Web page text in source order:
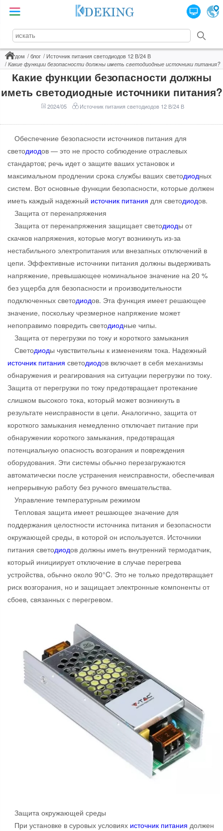
дом блог
Источник питания светодиодов 12 В/24 В
Какие функции безопасности должны иметь светодиодные источники питания?
Какие функции безопасности должны
иметь светодиодные источники питания?
2024/05 Источник питания светодиодов 12 В/24 В
Обеспечение безопасности источников питания для
светодиодов — это не просто соблюдение отраслевых
стандартов; речь идет о защите ваших установок и
максимальном продлении срока службы ваших светодиодных
систем. Вот основные функции безопасности, которые должен
иметь каждый надежный источник питания для светодиодов.
Защита от перенапряжения
Защита от перенапряжения защищает светодиоды от
скачков напряжения, которые могут возникнуть из-за
нестабильного электропитания или внезапных отключений в
цепи. Эффективные источники питания должны выдерживать
напряжение, превышающее номинальное значение на 20 %
без ущерба для безопасности и производительности
подключенных светодиодов. Эта функция имеет решающее
значение, поскольку чрезмерное напряжение может
непоправимо повредить светодиодные чипы.
Защита от перегрузки по току и короткого замыкания
Светодиоды чувствительны к изменениям тока. Надежный
источник питания светодиодов включает в себя механизмы
обнаружения и реагирования на ситуации перегрузки по току.
Защита от перегрузки по току предотвращает протекание
слишком высокого тока, который может возникнуть в
результате неисправности в цепи. Аналогично, защита от
короткого замыкания немедленно отключает питание при
обнаружении короткого замыкания, предотвращая
потенциальную опасность возгорания и повреждения
оборудования. Эти системы обычно перезагружаются
автоматически после устранения неисправности, обеспечивая
непрерывную работу без ручного вмешательства.
Управление температурным режимом
Тепловая защита имеет решающее значение для
поддержания целостности источника питания и безопасности
окружающей среды, в которой он используется. Источники
питания светодиодов должны иметь внутренний термодатчик,
который инициирует отключение в случае перегрева
устройства, обычно около 90°C. Это не только предотвращает
риск возгорания, но и защищает электронные компоненты от
сбоев, связанных с перегревом.
Защита окружающей среды
При установке в суровых условиях источник питания должен